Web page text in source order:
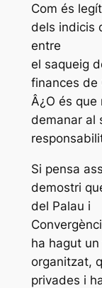
Com és
dels indicis
entre
el saqueig
finances de
Â¿O és
demanar al
Si pensa
demostri
del Palau i
ha hagut
organitzat,
privades i